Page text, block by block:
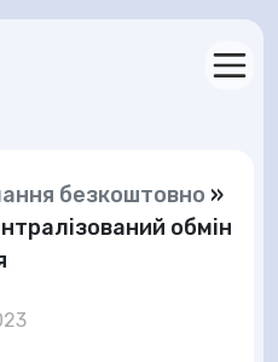
безкоштовно »
обмін